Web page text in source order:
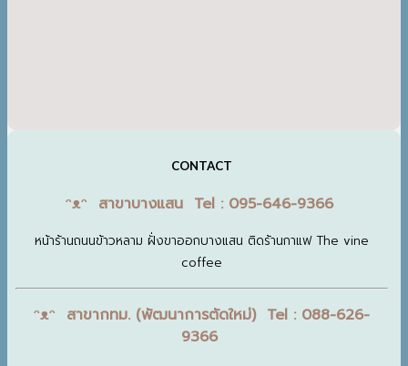
CONTACT
ᵔᴥᵔ สาขาบางแสน Tel : 095-646-9366
หน้าร้านถนนข้าวหลาม ฝั่งขาออกบางแสน ติดร้านกาแฟ The vine
coffee
ᵔᴥᵔ สาขากทม. (พัฒนาการตัดใหม่) Tel : 088-626-
9366